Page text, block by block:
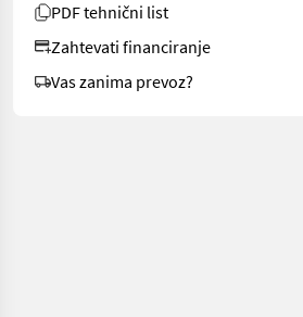
PDF tehnični list
Zahtevati financiranje
Vas zanima prevoz?